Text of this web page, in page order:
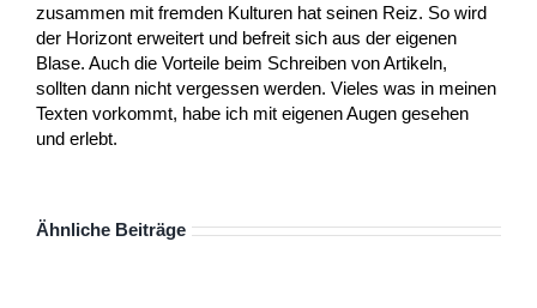
zusammen mit fremden Kulturen hat seinen Reiz. So wird
der Horizont erweitert und befreit sich aus der eigenen
Blase. Auch die Vorteile beim Schreiben von Artikeln,
sollten dann nicht vergessen werden. Vieles was in meinen
Texten vorkommt, habe ich mit eigenen Augen gesehen
und erlebt.
Ähnliche Beiträge